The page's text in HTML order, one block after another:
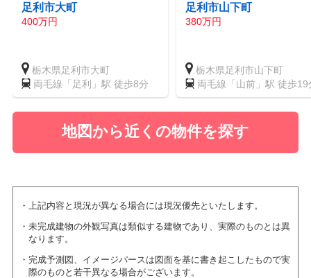
足利市大町
400万円
栃木県足利市大町
両毛線「足利」駅 徒歩8分
足利市山下町
380万円
栃木県足利市山下町
両毛線「山前」駅 徒歩19
地図から近くの物件を探す
上記内容と現況が異なる場合には現況優先といたします。
未完成建物の外観写真は類似する建物であり、実際のものとは異
なります。
完成予測図、イメージパースは図面を基に書き起こしたもので実
際のものと若干異なる場合がございます。